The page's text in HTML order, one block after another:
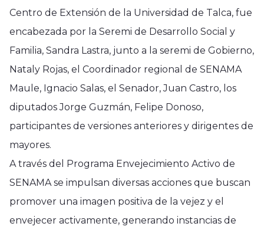
Centro de Extensión de la Universidad de Talca, fue
encabezada por la Seremi de Desarrollo Social y
Familia, Sandra Lastra, junto a la seremi de Gobierno,
Nataly Rojas, el Coordinador regional de SENAMA
Maule, Ignacio Salas, el Senador, Juan Castro, los
diputados Jorge Guzmán, Felipe Donoso,
participantes de versiones anteriores y dirigentes de
mayores.
A través del Programa Envejecimiento Activo de
SENAMA se impulsan diversas acciones que buscan
promover una imagen positiva de la vejez y el
envejecer activamente, generando instancias de